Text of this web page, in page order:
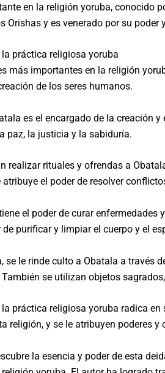
en la religión yoruba, conocido
Orishas y es venerado por su poder
práctica religiosa yoruba
más importantes en la religión
de los seres humanos.
es el encargado de la creación
paz, la justicia y la sabiduría.
realizar rituales y ofrendas a
el poder de resolver
el poder de curar
purificar y limpiar el cuerpo y el
se le rinde culto a Obatala a través
se utilizan objetos
práctica religiosa yoruba radica
religión, y se le atribuyen poderes
la esencia y poder de esta